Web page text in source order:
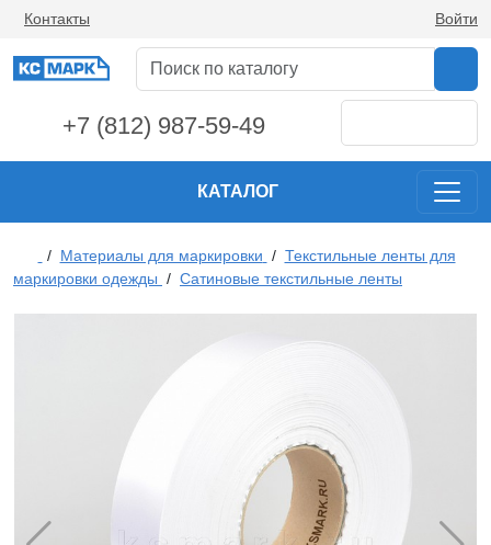
Контакты Войти
+7 (812) 987-59-49
КАТАЛОГ
/ Материалы для маркировки / Текстильные ленты для
маркировки одежды / Сатиновые текстильные ленты